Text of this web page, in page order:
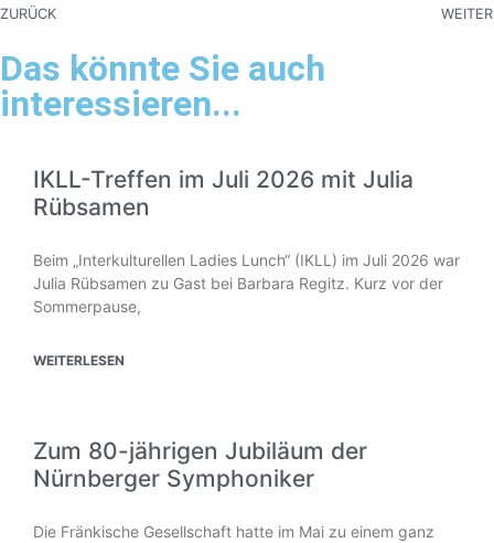
ZURÜCK WEITER
Das könnte Sie auch
interessieren...
IKLL-Treffen im Juli 2026 mit Julia
Rübsamen
Beim „Interkulturellen Ladies Lunch“ (IKLL) im Juli 2026 war
Julia Rübsamen zu Gast bei Barbara Regitz. Kurz vor der
Sommerpause,
WEITERLESEN
Zum 80-jährigen Jubiläum der
Nürnberger Symphoniker
Die Fränkische Gesellschaft hatte im Mai zu einem ganz